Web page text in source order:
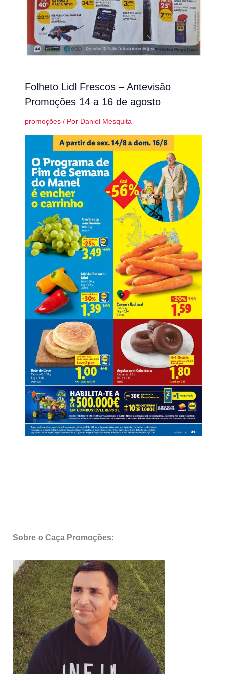
Folheto Lidl Frescos – Antevisão
Promoções 14 a 16 de agosto
promoções/ Por Daniel Mesquita
Sobre o Caça Promoções: